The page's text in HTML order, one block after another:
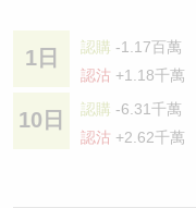
1日 認購 -1.17百萬
認沽 +1.18千萬
10日 認購 -6.31千萬
認沽 +2.62千萬